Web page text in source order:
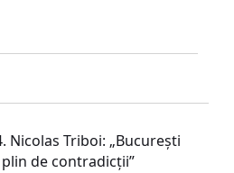
Nicolas Triboi: „București
de contradicții”